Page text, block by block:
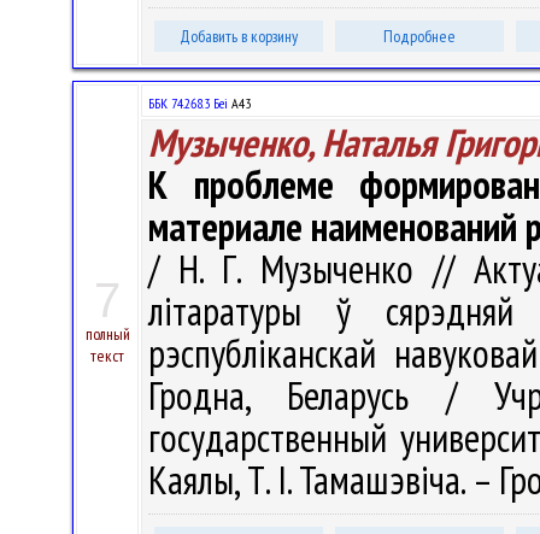
Добавить в корзину Подробнее
7
полный
текст
ББК 74.268.3 Беі А43
Музыченко, Наталья
К проблеме
материале наименований
/ Н. Г. Музыченко //
літаратуры ў
рэспубліканскай
Гродна, Беларусь /
государственный
Каялы, Т. І. Тамашэвіча. –